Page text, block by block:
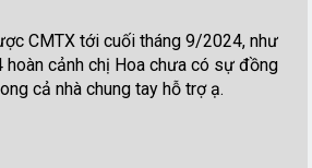
CMTX tới cuối tháng 9/2024, như
cảnh chị Hoa chưa có sự đồng
cả nhà chung tay hỗ trợ ạ.